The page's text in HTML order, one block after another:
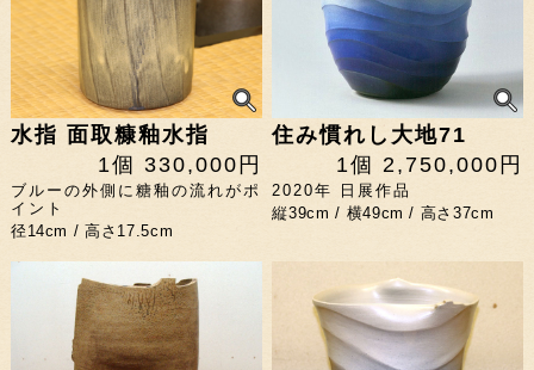
水指 面取糠釉水指
1個 330,000円
ブルーの外側に糖釉の流れがポ
イント
径14cm / 高さ17.5cm
住み慣れし大地71
1個 2,750,000円
2020年 日展作品
縦39cm / 横49cm / 高さ37cm